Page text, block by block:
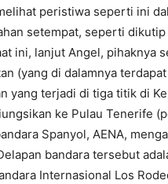
peristiwa seperti ini
setempat, seperti dikutip
ini, lanjut Angel, pihaknya
(yang di dalamnya
yang terjadi di tiga titik di
ke Pulau Tenerife
Spanyol, AENA,
bandara tersebut
Internasional Los